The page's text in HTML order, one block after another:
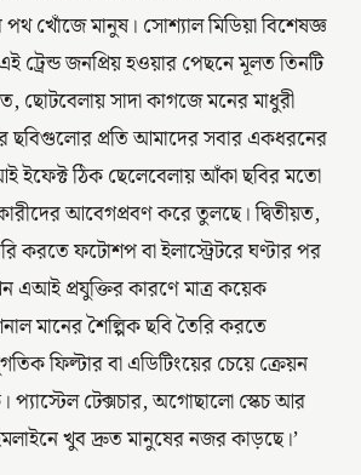
খোঁজে মানুষ। সোশ্যাল মিডিয়া বিশেষজ্ঞ
ট্রেন্ড জনপ্রিয় হওয়ার পেছনে মূলত তিনটি
ছোটবেলায় সাদা কাগজে মনের মাধুরী
ছবিগুলোর প্রতি আমাদের সবার একধরনের
ইফেক্ট ঠিক ছেলেবেলায় আঁকা ছবির মতো
আবেগপ্রবণ করে তুলছে। দ্বিতীয়ত,
করতে ফটোশপ বা ইলাস্ট্রেটরে ঘণ্টার পর
এআই প্রযুক্তির কারণে মাত্র কয়েক
মানের শৈল্পিক ছবি তৈরি করতে
ফিল্টার বা এডিটিংয়ের চেয়ে ক্রেয়ন
টেক্সচার, অগোছালো স্কেচ আর
খুব দ্রুত মানুষের নজর কাড়ছে।’